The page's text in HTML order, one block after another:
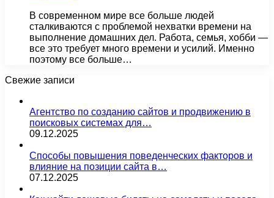
В современном мире все больше людей
сталкиваются с проблемой нехватки времени на
выполнение домашних дел. Работа, семья, хобби —
все это требует много времени и усилий. Именно
поэтому все больше…
Свежие записи
Агентство по созданию сайтов и продвижению в
поисковых системах для…
09.12.2025
Способы повышения поведенческих факторов и
влияние на позиции сайта в…
07.12.2025